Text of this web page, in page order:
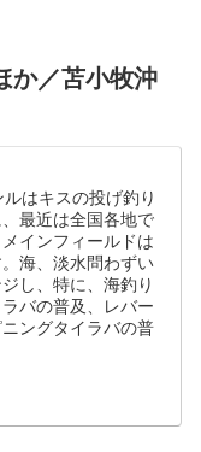
か／苫小牧沖
はキスの投げ釣り
最近は全国各地で
インフィールドは
海、淡水問わずい
し、特に、海釣り
バの普及、レバー
ングタイラバの普